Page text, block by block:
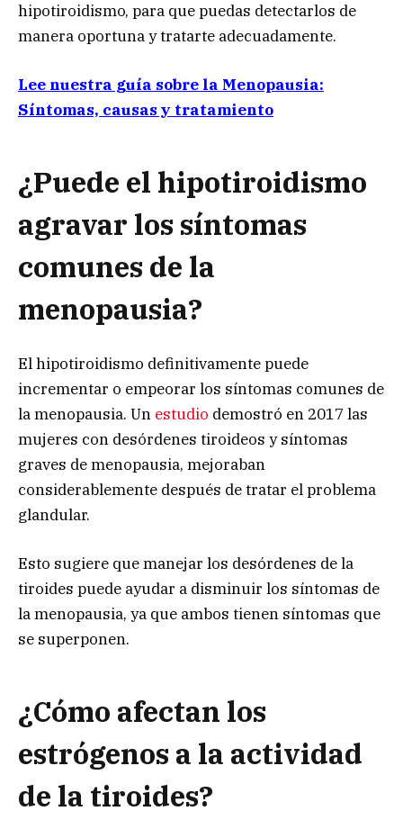
hipotiroidismo, para que puedas detectarlos de
manera oportuna y tratarte adecuadamente.
Lee nuestra guía sobre la Menopausia:
Síntomas, causas y tratamiento
¿Puede el hipotiroidismo
agravar los síntomas
comunes de la
menopausia?
El hipotiroidismo definitivamente puede
incrementar o empeorar los síntomas comunes de
la menopausia. Un estudio demostró en 2017 las
mujeres con desórdenes tiroideos y síntomas
graves de menopausia, mejoraban
considerablemente después de tratar el problema
glandular.
Esto sugiere que manejar los desórdenes de la
tiroides puede ayudar a disminuir los síntomas de
la menopausia, ya que ambos tienen síntomas que
se superponen.
¿Cómo afectan los
estrógenos a la actividad
de la tiroides?